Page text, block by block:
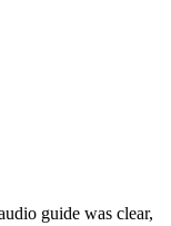
guide was clear,